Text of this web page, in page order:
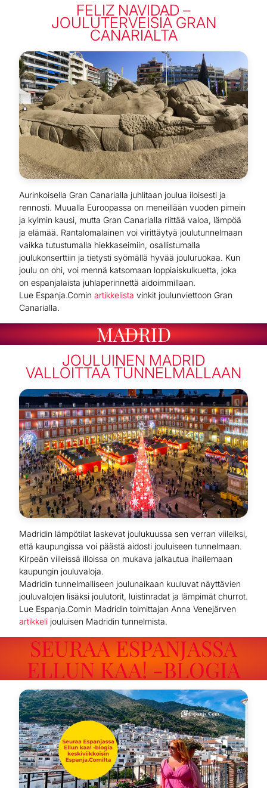
FELIZ NAVIDAD –
JOULUTERVEISIÄ GRAN
CANARIALTA
Aurinkoisella Gran Canarialla juhlitaan joulua iloisesti ja
rennosti. Muualla Euroopassa on meneillään vuoden pimein
ja kylmin kausi, mutta Gran Canarialla riittää valoa, lämpöä
ja elämää. Rantalomalainen voi virittäytyä joulutunnelmaan
vaikka tutustumalla hiekkaseimiin, osallistumalla
joulukonserttiin ja tietysti syömällä hyvää jouluruokaa. Kun
joulu on ohi, voi mennä katsomaan loppiaiskulkuetta, joka
on espanjalaista juhlaperinnettä aidoimmillaan.
Lue Espanja.Comin artikkelista vinkit joulunviettoon Gran
Canarialla.
MADRID
JOULUINEN MADRID
VALLOITTAA TUNNELMALLAAN
Madridin lämpötilat laskevat joulukuussa sen verran viileiksi,
että kaupungissa voi päästä aidosti jouluiseen tunnelmaan.
Kirpeän viileissä illoissa on mukava jalkautua ihailemaan
kaupungin jouluvaloja.
Madridin tunnelmalliseen joulunaikaan kuuluvat näyttävien
jouluvalojen lisäksi joulutorit, luistinradat ja lämpimät churrot.
Lue Espanja.Comin Madridin toimittajan Anna Venejärven
artikkeli jouluisen Madridin tunnelmista.
SEURAA ESPANJASSA
ELLUN KAA! -BLOGIA